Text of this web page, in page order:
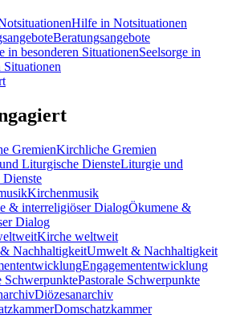
Hilfe in Notsituationen
Beratungsangebote
Seelsorge in
Situationen
Kirchliche Gremien
Liturgie und
Kirchenmusik
Ökumene &
Dialog
Kirche weltweit
Umwelt & Nachhaltigkeit
Engagemententwicklung
Pastorale Schwerpunkte
Diözesanarchiv
Domschatzkammer